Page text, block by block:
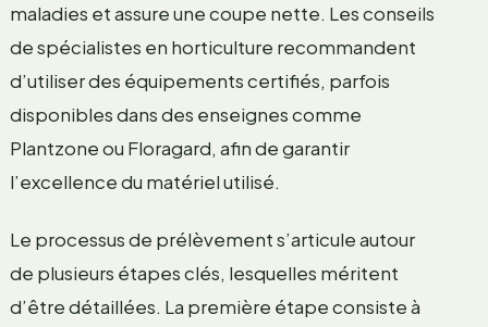
maladies et assure une coupe nette. Les conseils
de spécialistes en horticulture recommandent
d’utiliser des équipements certifiés, parfois
disponibles dans des enseignes comme
Plantzone ou Floragard, afin de garantir
l’excellence du matériel utilisé.
Le processus de prélèvement s’articule autour
de plusieurs étapes clés, lesquelles méritent
d’être détaillées. La première étape consiste à